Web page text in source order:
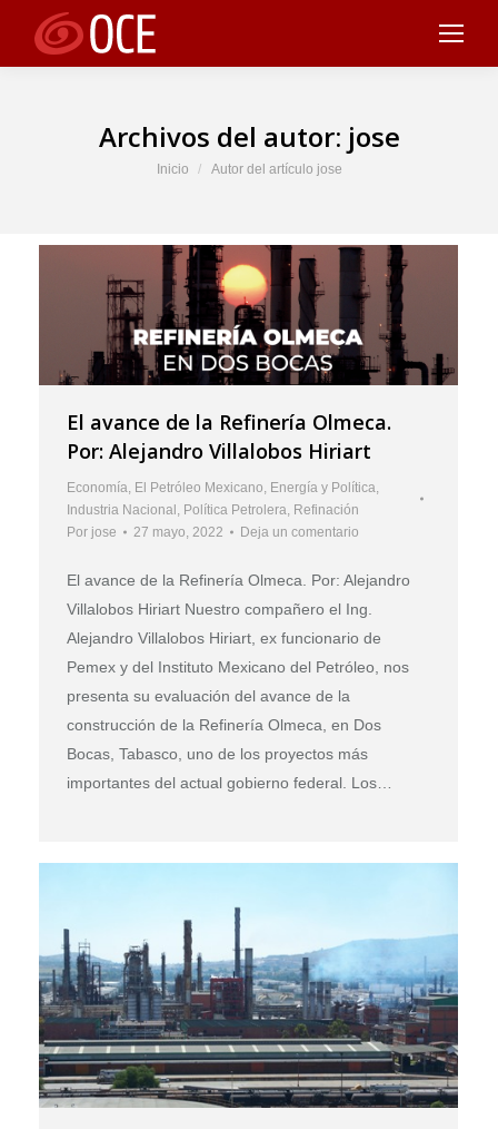
Archivos del autor: jose
Estás aquí:
Inicio Autor del artículo jose
El avance de la Refinería Olmeca.
Por: Alejandro Villalobos Hiriart
Economía El Petróleo Mexicano Energía y Política
Industria Nacional Política Petrolera Refinación
Por jose 27 mayo, 2022 Deja un comentario
El avance de la Refinería Olmeca. Por: Alejandro
Villalobos Hiriart Nuestro compañero el Ing.
Alejandro Villalobos Hiriart, ex funcionario de
Pemex y del Instituto Mexicano del Petróleo, nos
presenta su evaluación del avance de la
construcción de la Refinería Olmeca, en Dos
Bocas, Tabasco, uno de los proyectos más
importantes del actual gobierno federal. Los…